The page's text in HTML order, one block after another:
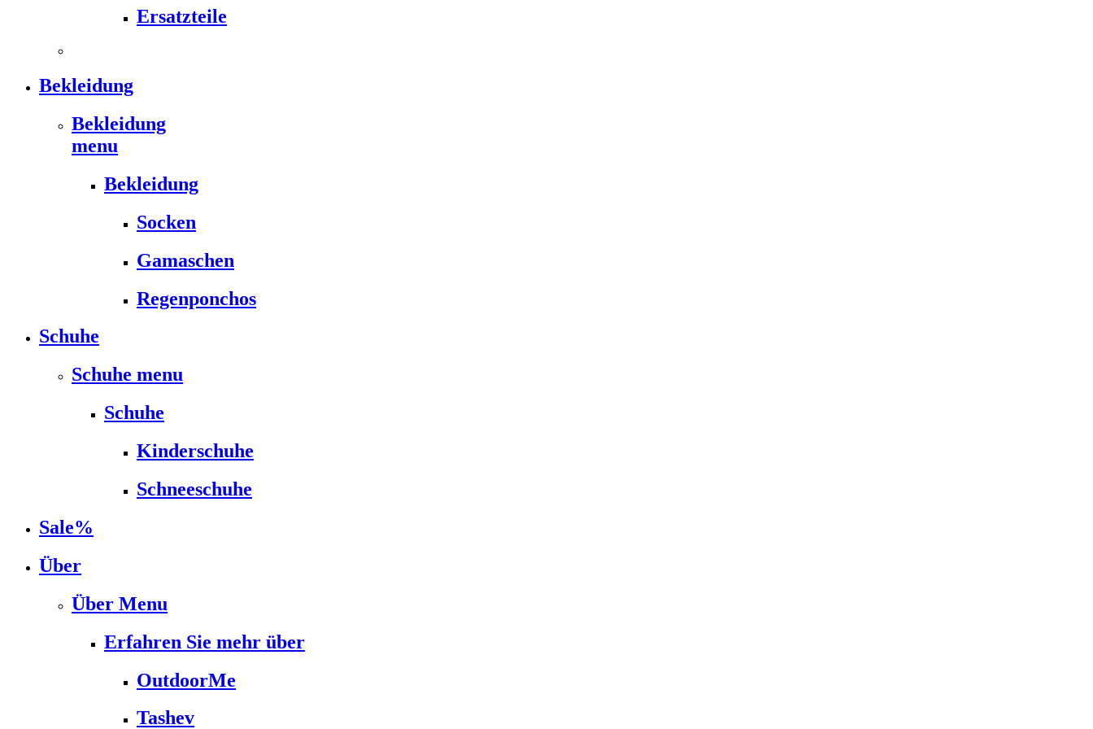
Ersatzteile
Bekleidung
Bekleidung
menu
Bekleidung
Socken
Gamaschen
Regenponchos
Schuhe
Schuhe menu
Schuhe
Kinderschuhe
Schneeschuhe
Sale%
Über
Über Menu
Erfahren Sie mehr über
OutdoorMe
Tashev